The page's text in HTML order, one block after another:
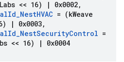
Labs << 16) | 0x0002,
Id_NestHVAC = (kWeave
| 0x0003,
Id_NestSecurityControl =
<< 16) |
0x0004